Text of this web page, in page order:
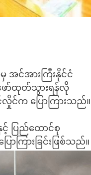
အင်အားကြီးနိုင်ငံ
ော်ထုတ်သွားရန်လို
လှိုင်က ပြောကြားသည်။
ပြည်ထောင်စု
ကြားခြင်းဖြစ်သည်။